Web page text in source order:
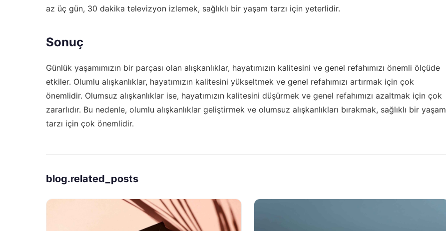
az üç gün, 30 dakika televizyon izlemek, sağlıklı bir yaşam tarzı için yeterlidir.
Sonuç
Günlük yaşamımızın bir parçası olan alışkanlıklar, hayatımızın kalitesini ve genel refahımızı önemli ölçüde
etkiler. Olumlu alışkanlıklar, hayatımızın kalitesini yükseltmek ve genel refahımızı artırmak için çok
önemlidir. Olumsuz alışkanlıklar ise, hayatımızın kalitesini düşürmek ve genel refahımızı azaltmak için çok
zararlıdır. Bu nedenle, olumlu alışkanlıklar geliştirmek ve olumsuz alışkanlıkları bırakmak, sağlıklı bir yaşam
tarzı için çok önemlidir.
blog.related_posts